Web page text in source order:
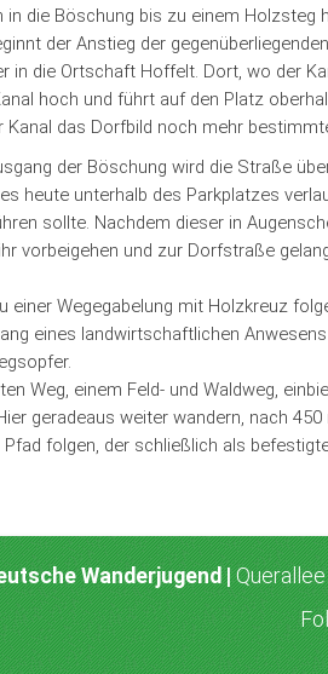
in die Böschung bis zu einem Holzsteg
der Anstieg der
in die Ortschaft Hoffelt. Dort, wo der
hoch und führt auf den Platz
Kanal das Dorfbild noch mehr
der Böschung wird die Straße
heute unterhalb des Parkplatzes
sollte. Nachdem dieser in
vorbeigehen und zur Dorfstraße
einer Wegegabelung mit Holzkreuz
eines landwirtschaftlichen
Weg, einem Feld- und Waldweg,
geradeaus weiter wandern, nach
folgen, der schließlich als
Wanderjugend |